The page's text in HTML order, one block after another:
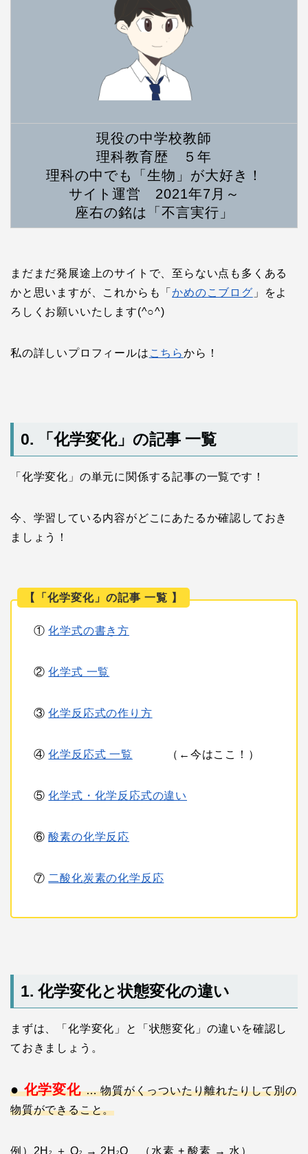
現役の中学校教師
理科教育歴 ５年
理科の中でも「生物」が大好き！
サイト運営 2021年7月～
座右の銘は「不言実行」
まだまだ発展途上のサイトで、至らない点も多くある
かと思いますが、これからも「かめのこブログ 」をよ
ろしくお願いいたします(^○^)
私の詳しいプロフィールは こちらから！
0. 「化学変化」の記事 一覧
「化学変化」の単元に関係する記事の一覧です！
今、学習している内容がどこにあたるか確認しておき
ましょう！
【「化学変化」の記事 一覧 】
①化学式の書き方
②化学式 一覧
③化学反応式の作り方
④化学反応式 一覧 （←今はここ！）
⑤化学式・化学反応式の違い
⑥酸素の化学反応
⑦ 二酸化炭素の化学反応
1. 化学変化と状態変化の違い
まずは、「化学変化」と「状態変化」の違いを確認し
ておきましょう。
● 化学変化… 物質がくっついたり離れたりして別の
物質ができること。
例）2H ＋ O → 2H O （水素 + 酸素 → 水）